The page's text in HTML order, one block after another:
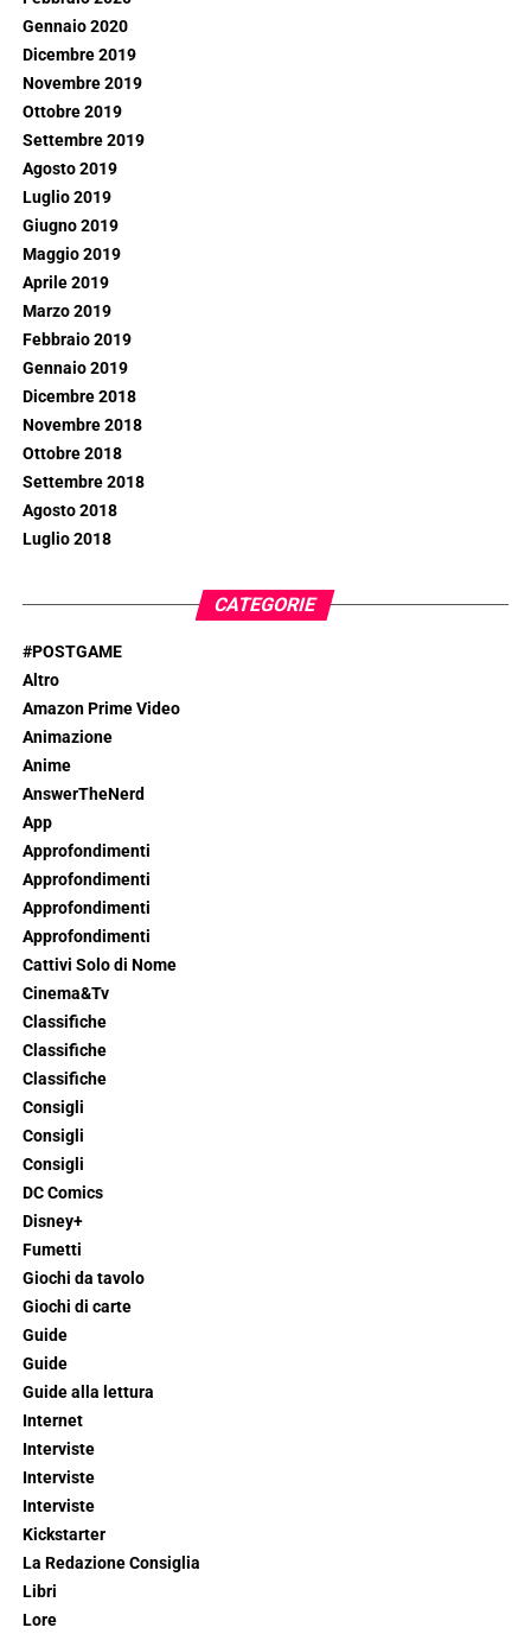
Gennaio 2020
Dicembre 2019
Novembre 2019
Ottobre 2019
Settembre 2019
Agosto 2019
Luglio 2019
Giugno 2019
Maggio 2019
Aprile 2019
Marzo 2019
Febbraio 2019
Gennaio 2019
Dicembre 2018
Novembre 2018
Ottobre 2018
Settembre 2018
Agosto 2018
Luglio 2018
CATEGORIE
#POSTGAME
Altro
Amazon Prime Video
Animazione
Anime
AnswerTheNerd
App
Approfondimenti
Approfondimenti
Approfondimenti
Approfondimenti
Cattivi Solo di Nome
Cinema&Tv
Classifiche
Classifiche
Classifiche
Consigli
Consigli
Consigli
DC Comics
Disney+
Fumetti
Giochi da tavolo
Giochi di carte
Guide
Guide
Guide alla lettura
Internet
Interviste
Interviste
Interviste
Kickstarter
La Redazione Consiglia
Libri
Lore